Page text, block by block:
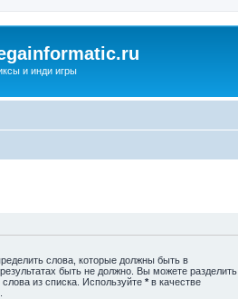
и инди игры
слова, которые должны быть в
быть не должно. Вы можете разделить
из списка. Используйте * в качестве